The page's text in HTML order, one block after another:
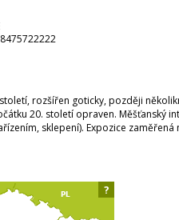
rozšířen goticky, později
20. století opraven. Měšťanský
sklepení). Expozice
?